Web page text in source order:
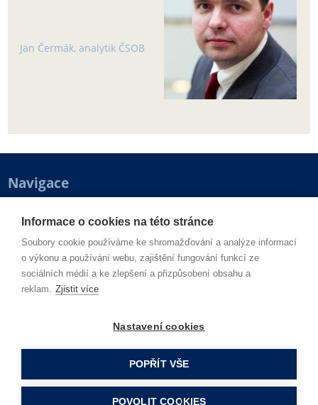
Jan Čermák, analytik ČSOB
Navigace
Produkty a služby Technologie
Regulace Rozhovory
IZOUNU Mediakit
Logo ke stažení
Kontakty
Příjem inzerce:
obchod@4Hproduction.cz
gsm:+420 606 693 693
Zasílání materiálů pro redakční
využití:
e-mail:
redakce@bankovnictvimagazin.cz
Informace o cookies na této stránce
Soubory cookie používáme ke shromažďování a analýze informací
o výkonu a používání webu, zajištění fungování funkcí ze
sociálních médií a ke zlepšení a přizpůsobení obsahu a
reklam. Zjistit více
Nastavení cookies
POPŘÍT VŠE
POVOLIT COOKIES